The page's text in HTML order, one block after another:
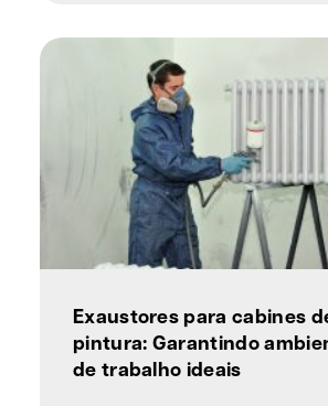
Exaustores para cabines
pintura: Garantindo
de trabalho ideais